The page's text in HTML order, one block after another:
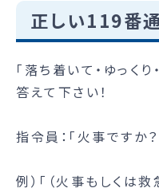
正しい119番
「落ち着いて・ゆっく
答えて下さい！
指令員：「火事ですか
例）「（火事もしくは救